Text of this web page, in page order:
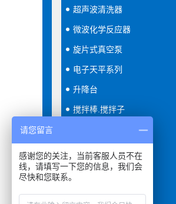
超声波清洗器
微波化学反应器
旋片式真空泵
电子天平系列
升降台
搅拌棒.搅拌子
分液器
请您留言
感谢您的关注，当前客服人员不在
线，请填写一下您的信息，我们会
尽快和您联系。